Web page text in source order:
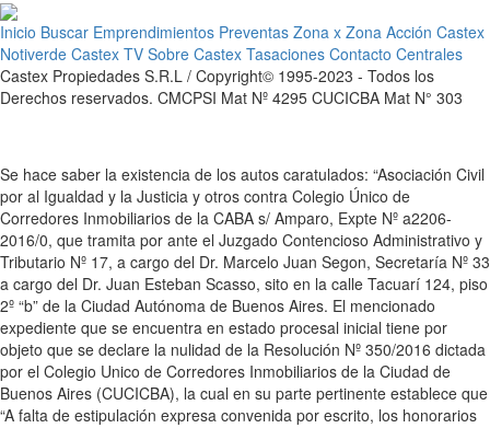
Inicio Buscar Emprendimientos Preventas Zona x Zona Acción Castex
Notiverde Castex TV Sobre Castex Tasaciones Contacto Centrales
Castex Propiedades S.R.L / Copyright© 1995-2023 - Todos los
Derechos reservados. CMCPSI Mat Nº 4295 CUCICBA Mat N° 303
Se hace saber la existencia de los autos caratulados: “Asociación Civil
por al Igualdad y la Justicia y otros contra Colegio Único de
Corredores Inmobiliarios de la CABA s/ Amparo, Expte Nº a2206-
2016/0, que tramita por ante el Juzgado Contencioso Administrativo y
Tributario Nº 17, a cargo del Dr. Marcelo Juan Segon, Secretaría Nº 33
a cargo del Dr. Juan Esteban Scasso, sito en la calle Tacuarí 124, piso
2º “b” de la Ciudad Autónoma de Buenos Aires. El mencionado
expediente que se encuentra en estado procesal inicial tiene por
objeto que se declare la nulidad de la Resolución Nº 350/2016 dictada
por el Colegio Unico de Corredores Inmobiliarios de la Ciudad de
Buenos Aires (CUCICBA), la cual en su parte pertinente establece que
“A falta de estipulación expresa convenida por escrito, los honorarios